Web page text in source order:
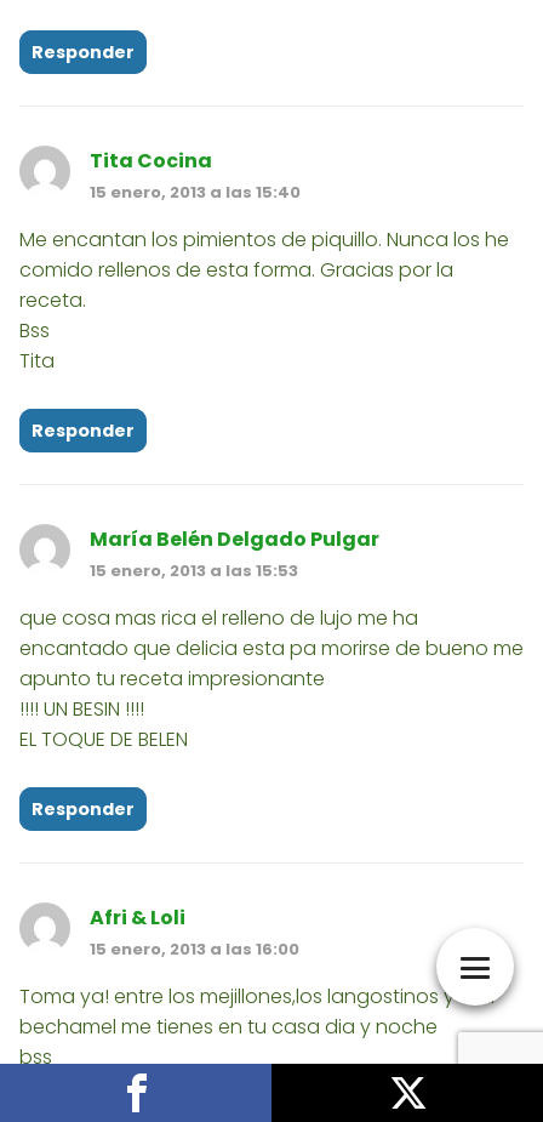
Responder
Tita Cocina
15 enero, 2013 a las 15:40
Me encantan los pimientos de piquillo. Nunca los he
comido rellenos de esta forma. Gracias por la
receta.
Bss
Tita
Responder
María Belén Delgado Pulgar
15 enero, 2013 a las 15:53
que cosa mas rica el relleno de lujo me ha
encantado que delicia esta pa morirse de bueno me
apunto tu receta impresionante
!!!! UN BESIN !!!!
EL TOQUE DE BELEN
Responder
Afri & Loli
15 enero, 2013 a las 16:00
Toma ya! entre los mejillones,los langostinos y esa
bechamel me tienes en tu casa dia y noche
bss